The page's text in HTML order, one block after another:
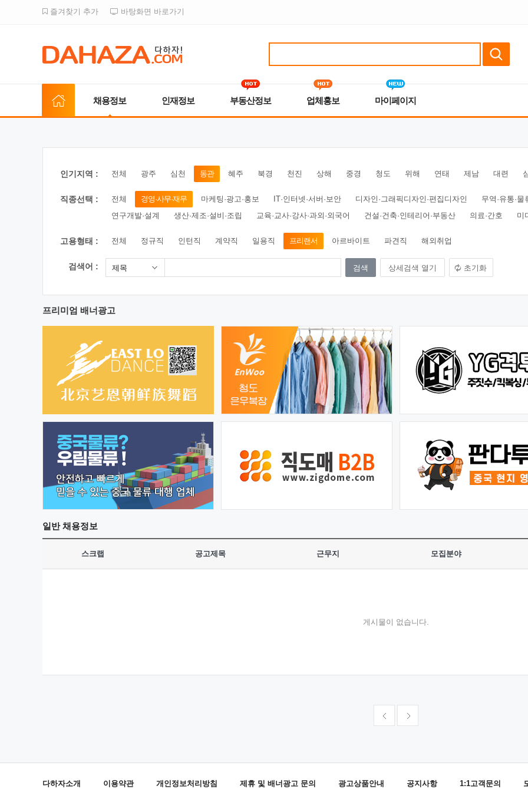
즐겨찾기 추가 바탕화면 바로가기
채용정보 인재정보 부동산정보 업체홍보 마이페이지
인기지역 : 전체 광주 심천 동관 혜주 북경 천진 상해 중경 청도 위해 연태 제남 대련
직종선택 : 전체 경영·사무·재무 마케팅·광고·홍보 IT·인터넷·서버·보안 디자인·그래픽디자인·편집디자인
무역·유통·물
연구개발·설계
생산·제조·설비·조립 교육·교사·강사·과외·외국어 건설·건축·인테리어·부동산 의료·간호 미
고용형태 : 전체 정규직 인턴직 계약직 일용직 프리랜서 아르바이트 파견직 해외취업
검색어 : 제목 상세검색 열기 초기화
프리미엄 배너광고
일반채용정보
스크랩 공고제목 근무지 모집분야
게시물이 없습니다.
다하자소개 이용약관 개인정보처리방침 제휴 및 배너광고 문의 광고상품안내 공지사항 1:1고객문의